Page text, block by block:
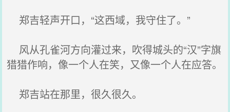
郑吉轻声开口，“这西域，我守住了。”
风从孔雀河方向灌过来，吹得城头的“汉”字旗
猎猎作响，像一个人在笑，又像一个人在应答。
郑吉站在那里，很久很久。